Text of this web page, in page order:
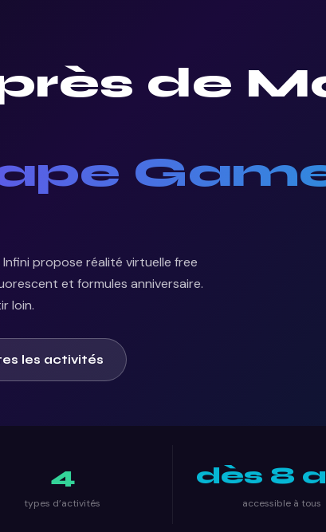
de
Infini propose réalité virtuelle free
et formules anniversaire.
loin.
les activités
4
types d’activités
dès 8
accessible à tous